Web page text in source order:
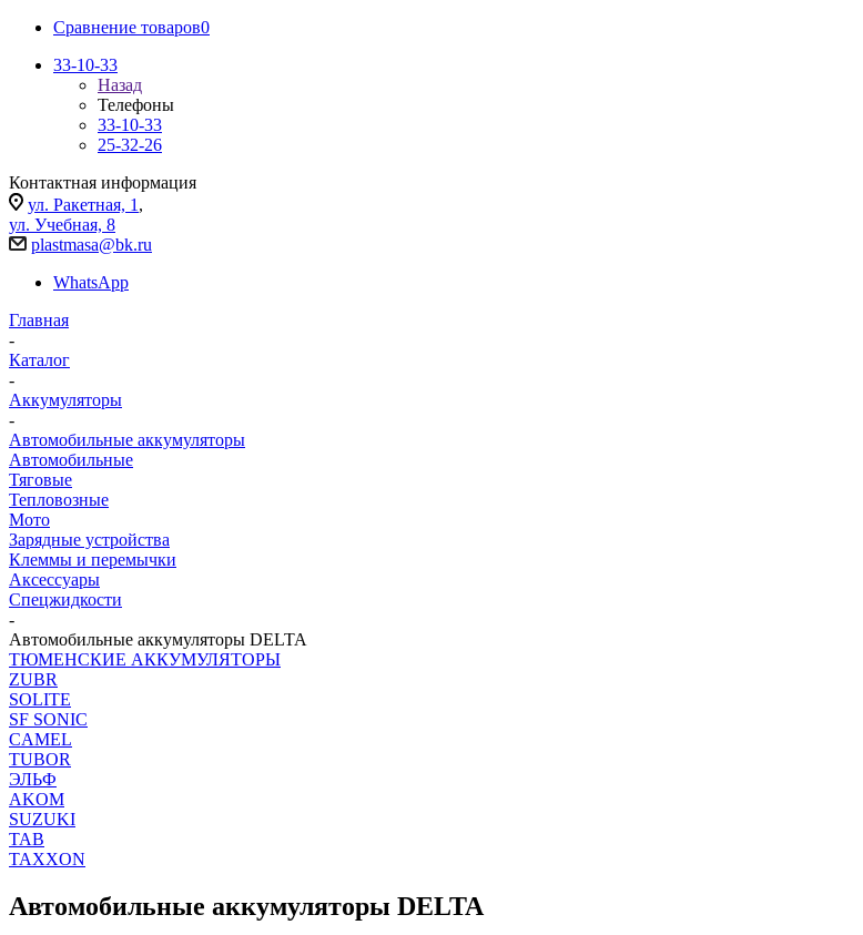
Сравнение товаров0
33-10-33
Назад
Телефоны
33-10-33
25-32-26
Контактная информация
ул. Ракетная, 1 ,
ул. Учебная, 8
plastmasa@bk.ru
WhatsApp
Главная
-
Каталог
-
Аккумуляторы
-
Автомобильные аккумуляторы
Автомобильные
Тяговые
Тепловозные
Мото
Зарядные устройства
Клеммы и перемычки
Аксессуары
Спецжидкости
-
Автомобильные аккумуляторы DELTA
ТЮМЕНСКИЕ АККУМУЛЯТОРЫ
ZUBR
SOLITE
SF SONIC
CAMEL
TUBOR
ЭЛЬФ
AKOM
SUZUKI
TAB
TAXXON
Автомобильные аккумуляторы DELTA